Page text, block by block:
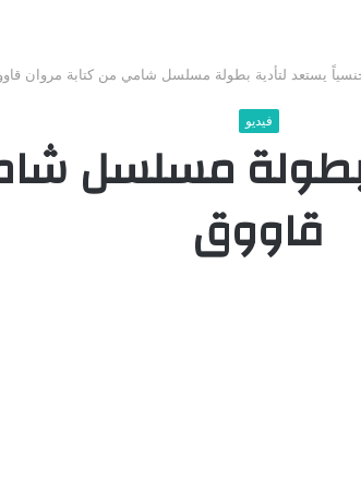
يستعد لتأدية بطولة مسلسل شامي من كتابة مروان
فيديو
بطولة مسلسل
قاووق